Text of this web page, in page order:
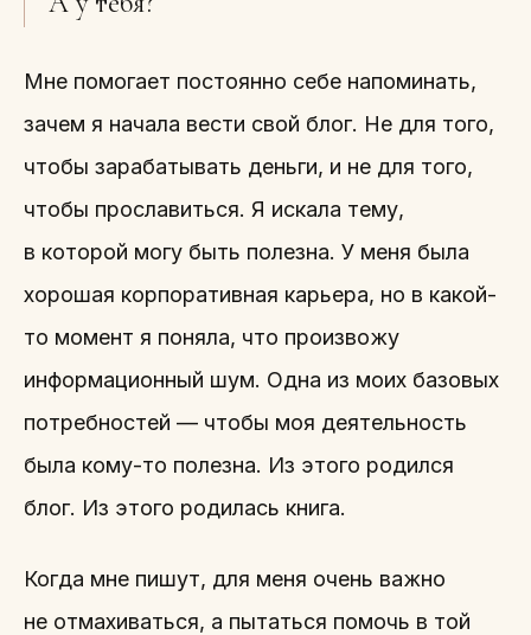
Мне помогает постоянно себе напоминать,
зачем я начала вести свой блог. Не для того,
чтобы зарабатывать деньги, и не для того,
чтобы прославиться. Я искала тему,
в которой могу быть полезна. У меня была
хорошая корпоративная карьера, но в какой-
то момент я поняла, что произвожу
информационный шум. Одна из моих базовых
потребностей — чтобы моя деятельность
была кому-то полезна. Из этого родился
блог. Из этого родилась книга.
Когда мне пишут, для меня очень важно
не отмахиваться, а пытаться помочь в той